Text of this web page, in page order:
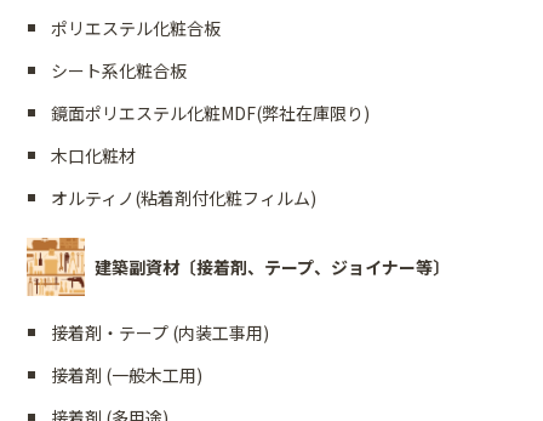
ポリエステル化粧合板
シート系化粧合板
鏡面ポリエステル化粧MDF(弊社在庫限り)
木口化粧材
オルティノ(粘着剤付化粧フィルム)
建築副資材〔接着剤、テープ、ジョイナー等〕
接着剤・テープ (内装工事用)
接着剤 (一般木工用)